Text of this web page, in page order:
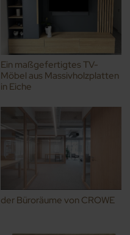
Ein maßgefertigtes TV-
Möbel aus Massivholzplatten
in Eiche
der Büroräume von CROWE